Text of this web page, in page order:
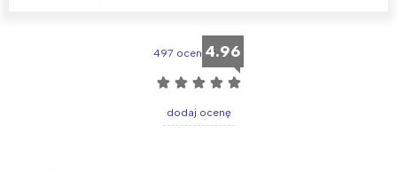
497 ocen 4.96
☆ ☆ ☆ ☆ ☆
dodaj ocenę